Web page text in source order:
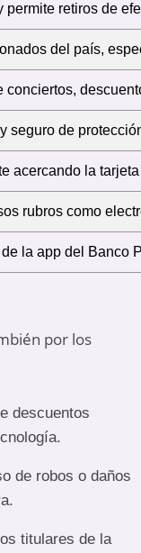
retiros de
del país,
seguro de
acercando la
rubros como
la app del Banco
por los
descuentos
de robos o daños
titulares de la